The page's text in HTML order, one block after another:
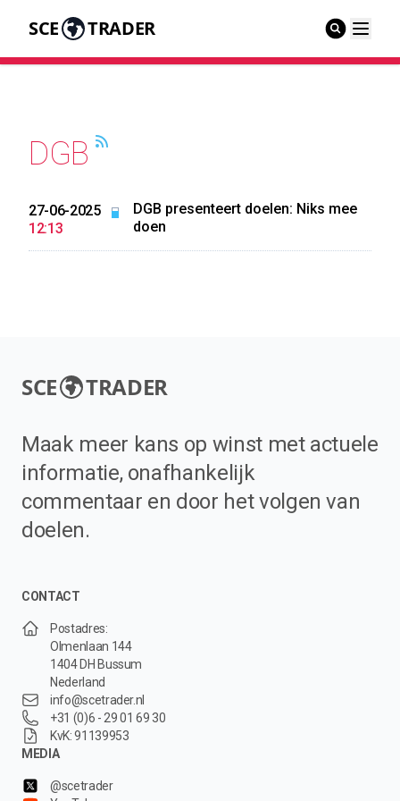
SCE TRADER
DGB
27-06-2025
12:13
DGB presenteert doelen: Niks mee
doen
SCE TRADER
Maak meer kans op winst met actuele
informatie, onafhankelijk
commentaar en door het volgen van
doelen.
CONTACT
Postadres:
Olmenlaan 144
1404 DH Bussum
Nederland
info@scetrader.nl
+31 (0)6 - 29 01 69 30
KvK: 91139953
MEDIA
@scetrader